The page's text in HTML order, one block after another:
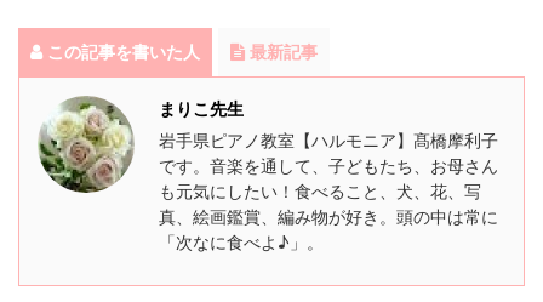
この記事を書いた人 最新記事
まりこ先生
岩手県ピアノ教室【ハルモニア】髙橋摩利子
です。音楽を通して、子どもたち、お母さん
も元気にしたい！食べること、犬、花、写
真、絵画鑑賞、編み物が好き。頭の中は常に
「次なに食べよ♪」。